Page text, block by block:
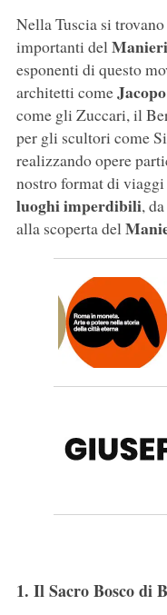
Nella Tuscia si
importanti del
esponenti di questo
architetti come
come gli Zuccari, il
per gli scultori come
realizzando opere
nostro format di
luoghi imperdibili,
alla scoperta del
1. Il Sacro Bosco di